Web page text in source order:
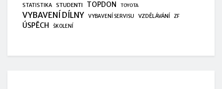
STATISTIKA STUDENTI TOPDON TOYOTA
VYBAVENÍ DÍLNY VYBAVENÍ SERVISU VZDĚLÁVÁNÍ ZF
ÚSPĚCH ŠKOLENÍ